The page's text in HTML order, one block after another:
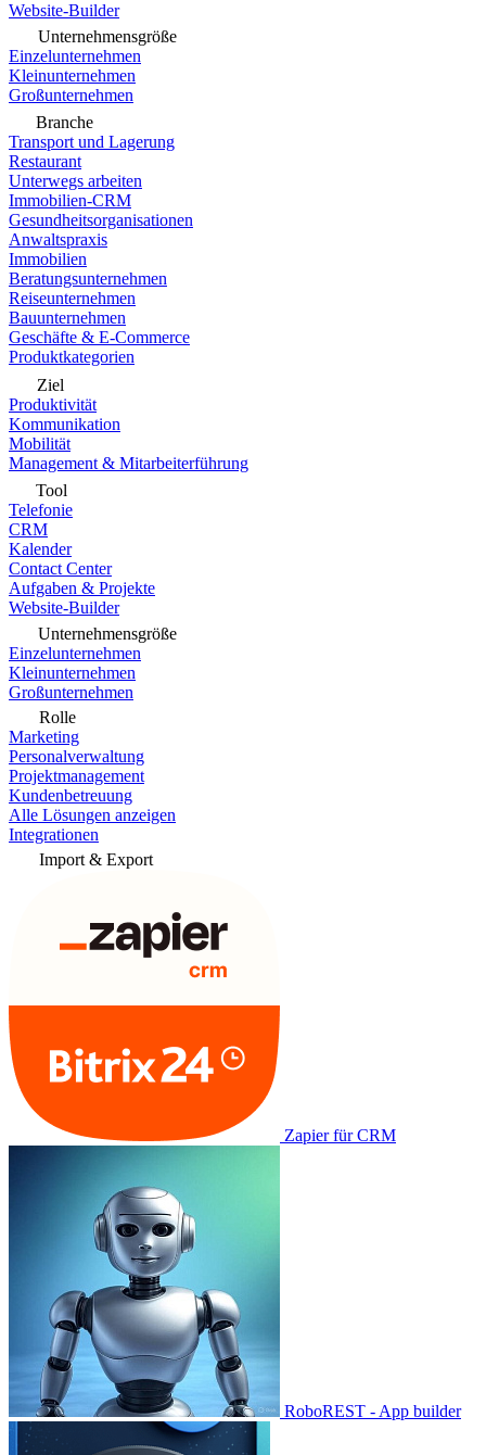
Website-Builder
Unternehmensgröße
Einzelunternehmen
Kleinunternehmen
Großunternehmen
Branche
Transport und Lagerung
Restaurant
Unterwegs arbeiten
Immobilien-CRM
Gesundheitsorganisationen
Anwaltspraxis
Immobilien
Beratungsunternehmen
Reiseunternehmen
Bauunternehmen
Geschäfte & E-Commerce
Produktkategorien
Ziel
Produktivität
Kommunikation
Mobilität
Management & Mitarbeiterführung
Tool
Telefonie
CRM
Kalender
Contact Center
Aufgaben & Projekte
Website-Builder
Unternehmensgröße
Einzelunternehmen
Kleinunternehmen
Großunternehmen
Rolle
Marketing
Personalverwaltung
Projektmanagement
Kundenbetreuung
Alle Lösungen anzeigen
Integrationen
Import & Export
Zapier für CRM
RoboREST - App builder